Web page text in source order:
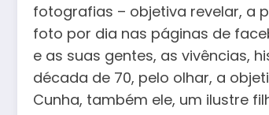
fotografias – objetiva revelar, a
foto por dia nas páginas de
e as suas gentes, as vivências,
década de 70, pelo olhar, a
Cunha, também ele, um ilustre